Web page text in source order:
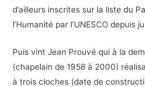
d’ailleurs inscrites sur la liste du
l’Humanité par l’UNESCO depuis
Puis vint Jean Prouvé qui à la
(chapelain de 1958 à 2000)
à trois cloches (date de